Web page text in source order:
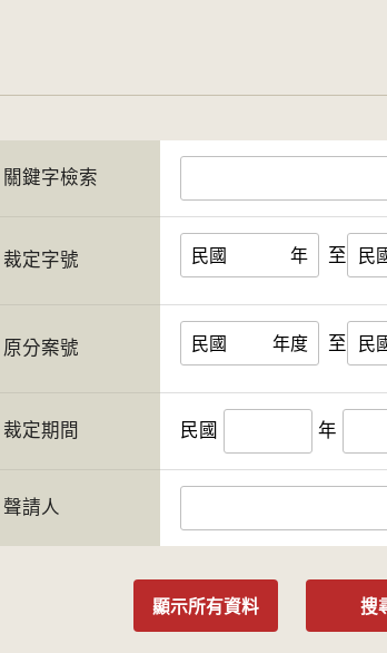
關鍵字檢索
裁定字號 民國 年 至 民
原分案號 民國 年度 至 民
裁定期間 民國 年
聲請人
顯示所有資料 搜